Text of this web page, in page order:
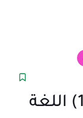
امتحان الفصل الثاني (10) اللغة